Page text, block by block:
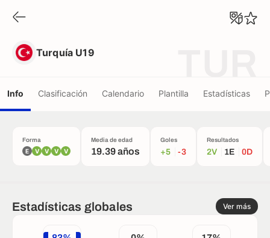
Turquía U19
Info Clasificación Calendario Plantilla Estadísticas
Forma
E V V V V
Media de edad
19.39 años
Goles
+5 -3
Resultados
2V 1E 0D
Estadísticas globales Ver más